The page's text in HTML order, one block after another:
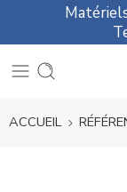
ACCUEIL